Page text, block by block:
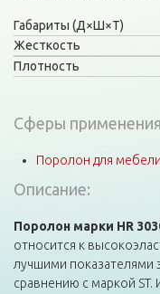
Габариты (Д×Ш×Т)
Жесткость
Плотность
Сферы
Поролон для мебели
Описание:
Поролон марки HR
относится к
лучшими показателями
сравнению с маркой ST.